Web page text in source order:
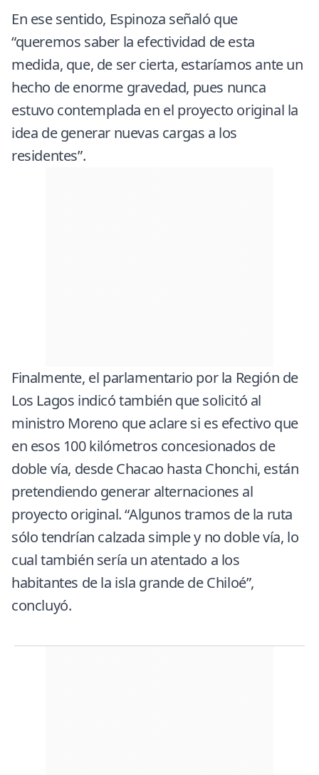
En ese sentido, Espinoza señaló que
“queremos saber la efectividad de esta
medida, que, de ser cierta, estaríamos ante un
hecho de enorme gravedad, pues nunca
estuvo contemplada en el proyecto original la
idea de generar nuevas cargas a los
residentes”.
Finalmente, el parlamentario por la Región de
Los Lagos indicó también que solicitó al
ministro Moreno que aclare si es efectivo que
en esos 100 kilómetros concesionados de
doble vía, desde Chacao hasta Chonchi, están
pretendiendo generar alternaciones al
proyecto original. “Algunos tramos de la ruta
sólo tendrían calzada simple y no doble vía, lo
cual también sería un atentado a los
habitantes de la isla grande de Chiloé”,
concluyó.